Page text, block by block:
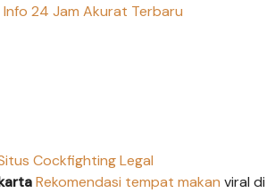
Info 24 Jam Akurat Terbaru
Cockfighting Legal
Rekomendasi tempat makan viral di